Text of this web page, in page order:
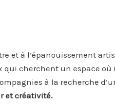
et à l’épanouissement
qui cherchent un espace où
à la recherche
et créativité.